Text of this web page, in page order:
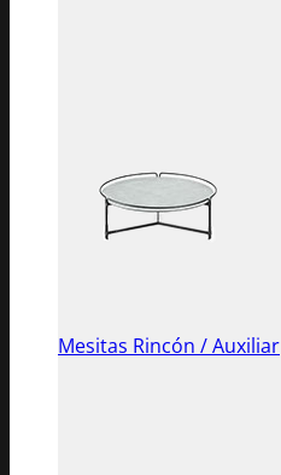
Mesitas Rincón / Auxiliar